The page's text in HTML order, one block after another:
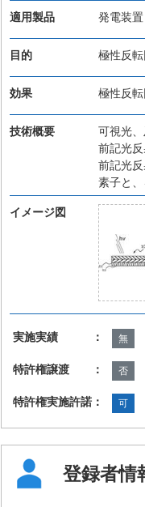
適用製品 発電装置
目的 極性反
効果 極性反
技術概要
可視光
前記光
前記光
素子と、
イメージ図
実施実績 ： 無
特許権譲渡 ： 否
特許権実施許諾： 可
登録者情